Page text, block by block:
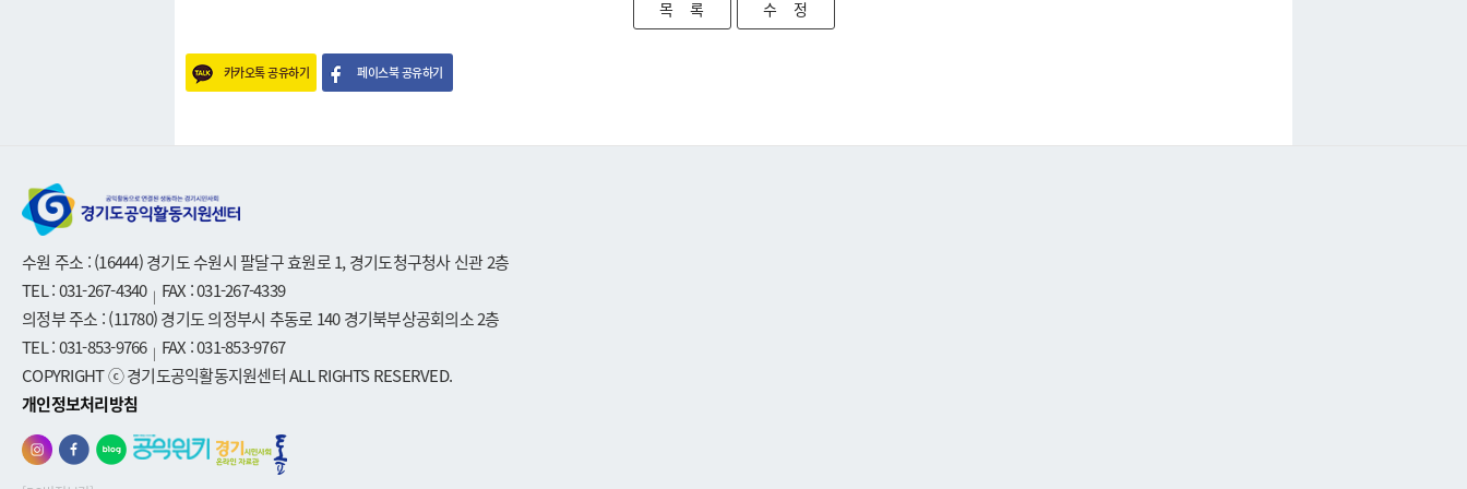
카카오톡 공유하기 페이스북 공유하기
목 록 수 정
수원 주소 : (16444) 경기도 수원시 팔달구 효원로 1, 경기도청구청사 신관 2층
TEL : 031-267-4340 | FAX : 031-267-4339
의정부 주소 : (11780) 경기도 의정부시 추동로 140 경기북부상공회의소 2층
TEL : 031-853-9766 | FAX : 031-853-9767
COPYRIGHT ⓒ 경기도공익활동지원센터 ALL RIGHTS RESERVED.
개인정보처리방침